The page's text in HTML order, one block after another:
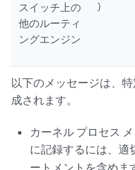
スイッチ上の
他のルーティ
ングエンジン
以下のメッセージは、
成されます。
カーネル プロセス
に記録するには、適
ートメントを含めま